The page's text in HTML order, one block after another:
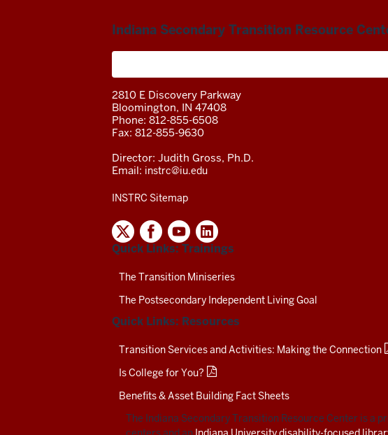
Indiana Secondary Transition Resource
2810 E Discovery Parkway
Bloomington, IN 47408
Phone: 812-855-6508
Fax: 812-855-9630
Director: Judith Gross, Ph.D.
Email: instrc@iu.edu
INSTRC Sitemap
INDIANA
SECONDARY
TRANSITION
CENTER
MEDIA
CHANNELS-
TEST
Quick Links: Trainings
The Transition Miniseries
The Postsecondary Independent Living Goal
Quick Links: Resources
Transition Services and Activities: Making the Connection
Is College for You?
Benefits & Asset Building Fact Sheets
The Indiana Secondary Transition Resource Center is a